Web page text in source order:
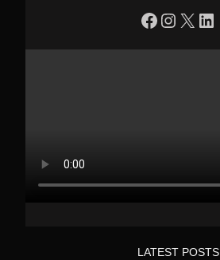
https://www.facebook.com/profile.php?id=100090086432719 Instagram X LinkedIn
LATEST POSTS